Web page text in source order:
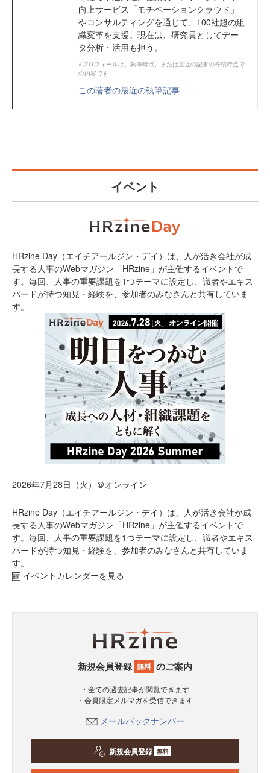
向上サービス「モチベーションクラウド」
やコンサルティングを通じて、100社超の組
織変革を支援。現在は、研究員としてデー
タ分析・活用も担う。
※プロフィールは、執筆時点、または直近の記事の寄稿時点で
の内容です
この著者の最近の執筆記事
イベント
HRzine Day（エイチアールジン・デイ）は、人が活き会社が成
長する人事のWebマガジン「HRzine」が主催するイベントで
す。毎回、人事の重要課題を1つテーマに設定し、識者やエキス
パードが持つ知見・経験を、参加者のみなさんと共有していま
す。
2026年7月28日（火）＠オンライン
HRzine Day（エイチアールジン・デイ）は、人が活き会社が成
長する人事のWebマガジン「HRzine」が主催するイベントで
す。毎回、人事の重要課題を1つテーマに設定し、識者やエキス
パードが持つ知見・経験を、参加者のみなさんと共有していま
す。
イベントカレンダーを見る
新規会員登録 無料 のご案内
・全ての過去記事が閲覧できます
・会員限定メルマガを受信できます
メールバックナンバー
新規会員登録 無料